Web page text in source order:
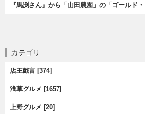
カテゴリ
店主戯言 [374]
浅草グルメ [1657]
上野グルメ [20]